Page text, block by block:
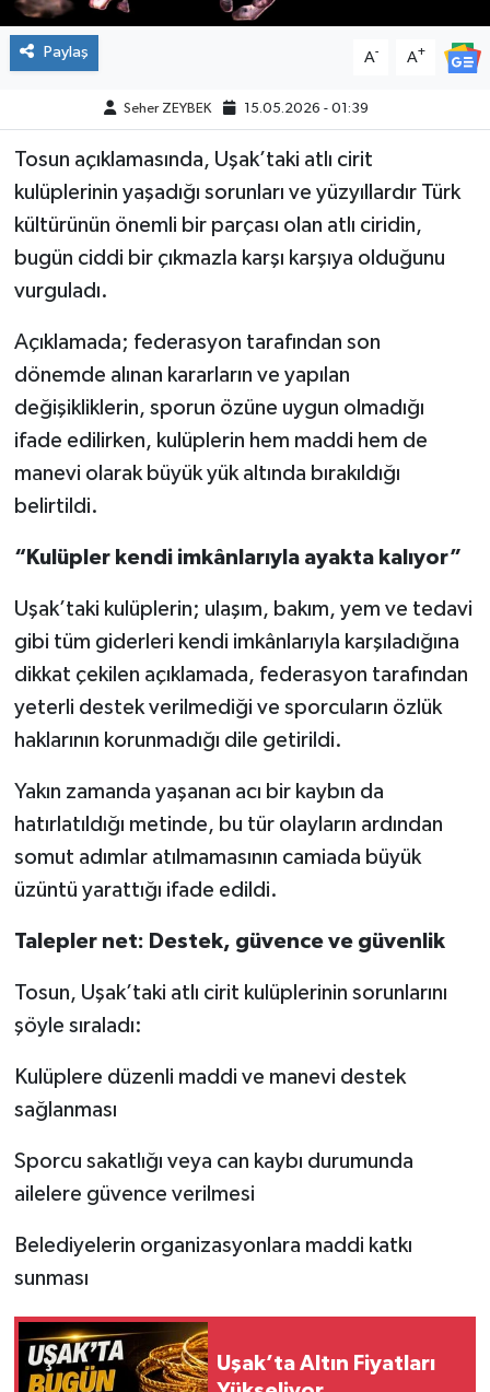
Paylaş A- A+
Seher ZEYBEK 15.05.2026 - 01:39
Tosun açıklamasında, Uşak’taki atlı cirit
kulüplerinin yaşadığı sorunları ve yüzyıllardır Türk
kültürünün önemli bir parçası olan atlı ciridin,
bugün ciddi bir çıkmazla karşı karşıya olduğunu
vurguladı.
Açıklamada; federasyon tarafından son
dönemde alınan kararların ve yapılan
değişikliklerin, sporun özüne uygun olmadığı
ifade edilirken, kulüplerin hem maddi hem de
manevi olarak büyük yük altında bırakıldığı
belirtildi.
“Kulüpler kendi imkânlarıyla ayakta kalıyor”
Uşak’taki kulüplerin; ulaşım, bakım, yem ve tedavi
gibi tüm giderleri kendi imkânlarıyla karşıladığına
dikkat çekilen açıklamada, federasyon tarafından
yeterli destek verilmediği ve sporcuların özlük
haklarının korunmadığı dile getirildi.
Yakın zamanda yaşanan acı bir kaybın da
hatırlatıldığı metinde, bu tür olayların ardından
somut adımlar atılmamasının camiada büyük
üzüntü yarattığı ifade edildi.
Talepler net: Destek, güvence ve güvenlik
Tosun, Uşak’taki atlı cirit kulüplerinin sorunlarını
şöyle sıraladı:
Kulüplere düzenli maddi ve manevi destek
sağlanması
Sporcu sakatlığı veya can kaybı durumunda
ailelere güvence verilmesi
Belediyelerin organizasyonlara maddi katkı
sunması
Uşak’ta Altın Fiyatları